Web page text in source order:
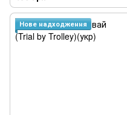
Нове надходження